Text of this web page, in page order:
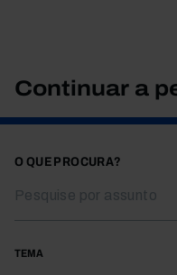
Continuar a
O QUE PROCURA?
TEMA